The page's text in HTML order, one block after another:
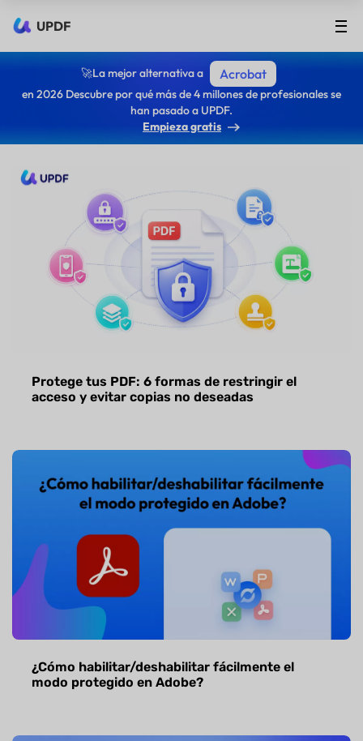
UPDF
🚀La mejor alternativa a Acrobat
en 2026 Descubre por qué más de 4 millones de profesionales se
han pasado a UPDF.
Empieza gratis
Protege tus PDF: 6 formas de restringir el
acceso y evitar copias no deseadas
¿Cómo habilitar/deshabilitar fácilmente el
modo protegido en Adobe?